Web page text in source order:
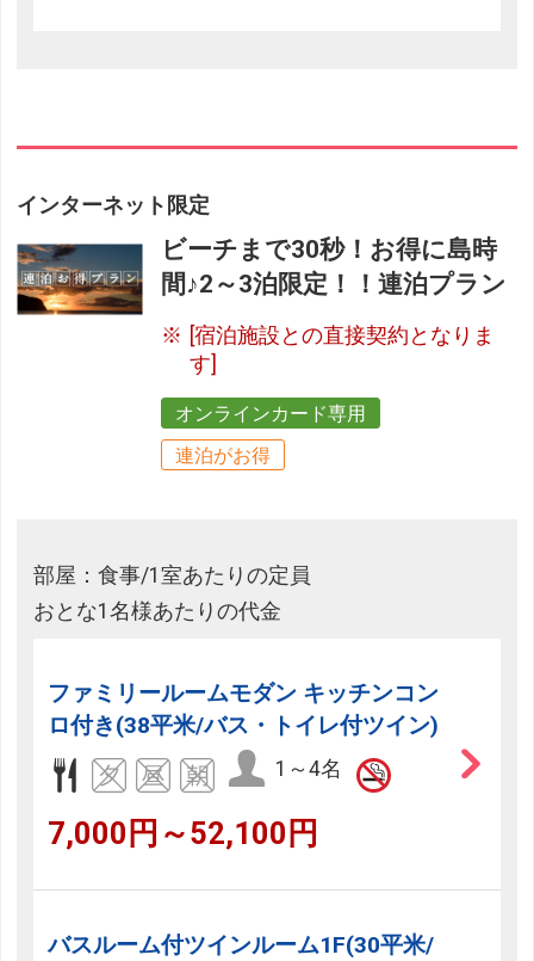
インターネット限定
ビーチまで30秒！お得に島時
間♪2～3泊限定！！連泊プラン
[宿泊施設との直接契約となりま
す]
オンラインカード専用
連泊がお得
部屋：食事/1室あたりの定員
おとな1名様あたりの代金
ファミリールームモダン キッチンコン
ロ付き(38平米/バス・トイレ付ツイン)
1～4名
7,000円～52,100円
バスルーム付ツインルーム1F(30平米/